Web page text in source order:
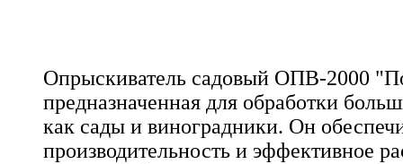
Опрыскиватель садовый ОПВ-2000
предназначенная для обработки
как сады и виноградники. Он
производительность и эффективное